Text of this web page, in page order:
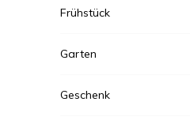
Frühstück
Garten
Geschenk